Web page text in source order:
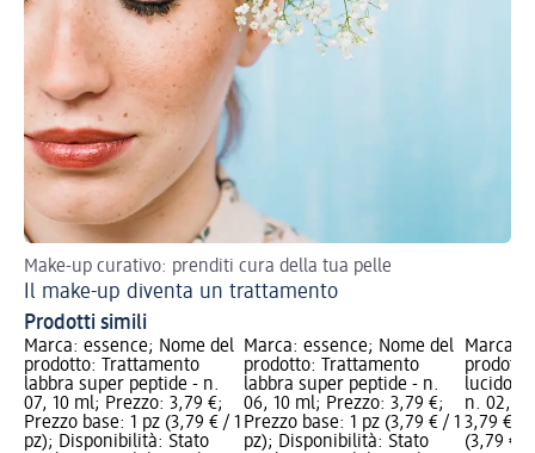
Make-up curativo: prenditi cura della tua pelle
Il make-up diventa un trattamento
Prodotti simili
Marca: essence; Nome del
prodotto: Trattamento
labbra super peptide - n.
07, 10 ml; Prezzo: 3,79 €;
Prezzo base: 1 pz (3,79 € / 1
pz); Disponibilità: Stato
Marca: essence; Nome del
prodotto: Trattamento
labbra super peptide - n.
06, 10 ml; Prezzo: 3,79 €;
Prezzo base: 1 pz (3,79 € / 1
pz); Disponibilità: Stato
Marca:
lucido
n. 02,
3,79 €;
(3,79 € /